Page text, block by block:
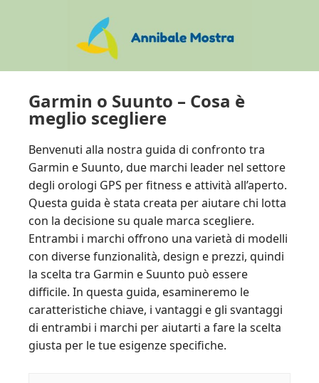
Garmin o Suunto – Cosa è
meglio scegliere
Benvenuti alla nostra guida di confronto tra
Garmin e Suunto, due marchi leader nel settore
degli orologi GPS per fitness e attività all’aperto.
Questa guida è stata creata per aiutare chi lotta
con la decisione su quale marca scegliere.
Entrambi i marchi offrono una varietà di modelli
con diverse funzionalità, design e prezzi, quindi
la scelta tra Garmin e Suunto può essere
difficile. In questa guida, esamineremo le
caratteristiche chiave, i vantaggi e gli svantaggi
di entrambi i marchi per aiutarti a fare la scelta
giusta per le tue esigenze specifiche.